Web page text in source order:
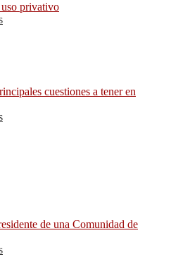
uso privativo
cuestiones a tener en
de una Comunidad de